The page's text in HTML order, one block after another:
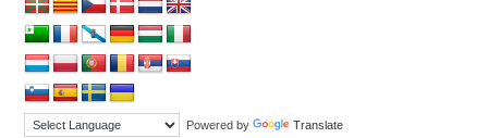
Powered by Translate